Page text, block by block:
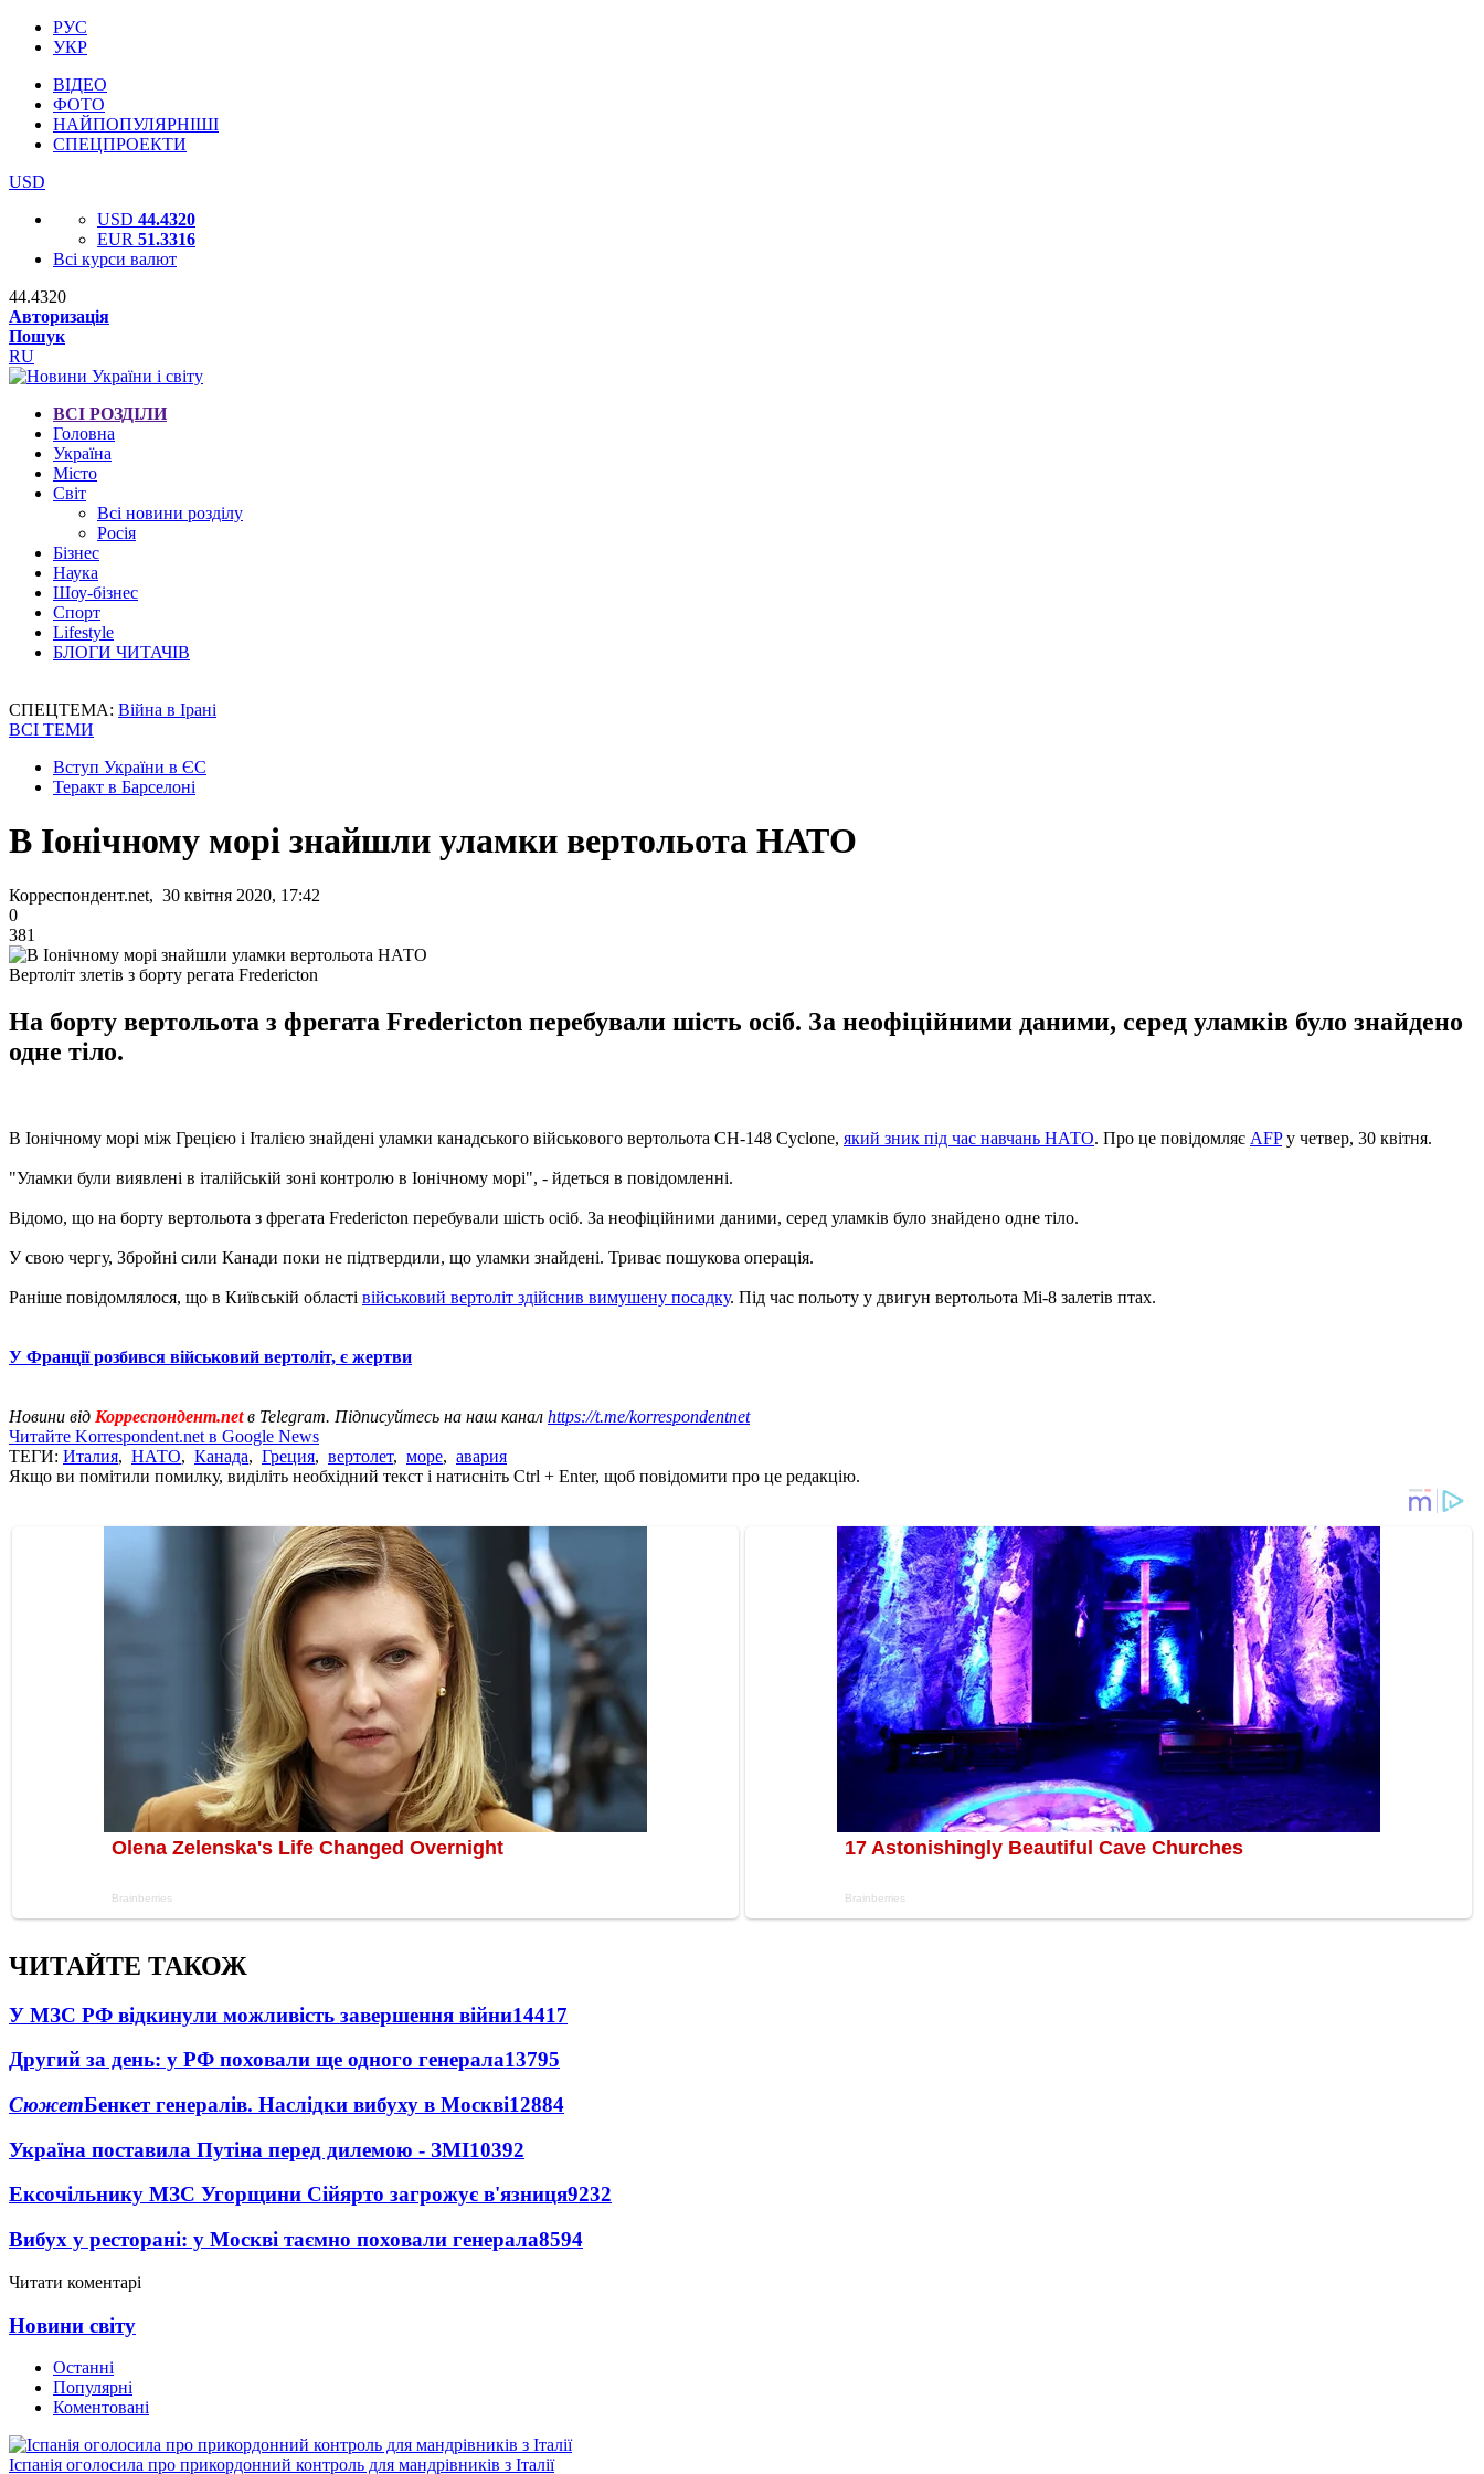
РУС
УКР
ВІДЕО
ФОТО
НАЙПОПУЛЯРНІШІ
СПЕЦПРОЕКТИ
USD
USD 44.4320
EUR 51.3316
Всі курси валют
44.4320
Авторизація
Пошук
RU
ВСІ РОЗДІЛИ
Головна
Україна
Місто
Світ
Всі новини розділу
Росія
Бізнес
Наука
Шоу-бізнес
Спорт
Lifestyle
БЛОГИ ЧИТАЧІВ
СПЕЦТЕМА: Війна в Ірані
ВСІ ТЕМИ
Вступ України в ЄС
Теракт в Барселоні
В Іонічному морі знайшли уламки вертольота НАТО
Корреспондент.net, 30 квітня 2020, 17:42
0
381
Вертоліт злетів з борту регата Fredericton
На борту вертольота з фрегата Fredericton перебували шість осіб. За неофіційними даними, серед уламків було знайдено
одне тіло.
В Іонічному морі між Грецією і Італією знайдені уламки канадського військового вертольота CH-148 Cyclone, який зник під час навчань НАТО. Про це повідомляє AFPу четвер, 30 квітня.
"Уламки були виявлені в італійській зоні контролю в Іонічному морі", - йдеться в повідомленні.
Відомо, що на борту вертольота з фрегата Fredericton перебували шість осіб. За неофіційними даними, серед уламків було знайдено одне тіло.
У свою чергу, Збройні сили Канади поки не підтвердили, що уламки знайдені. Триває пошукова операція.
Раніше повідомлялося, що в Київській області військовий вертоліт здійснив вимушену посадку. Під час польоту у двигун вертольота Мі-8 залетів птах.
У Франції розбився військовий вертоліт, є жертви
Новини від Корреспондент.netв Telegram. Підписуйтесь на наш канал https://t.me/korrespondentnet
Читайте Korrespondent.net в Google News
ТЕГИ: Италия, НАТО, Канада, Греция, вертолет, море, авария
Якщо ви помітили помилку, виділіть необхідний текст і натисніть Ctrl + Enter, щоб повідомити про це редакцію.
ЧИТАЙТЕ ТАКОЖ
У МЗС РФ відкинули можливість завершення війни14417
Другий за день: у РФ поховали ще одного генерала13795
СюжетБенкет генералів. Наслідки вибуху в Москві12884
Україна поставила Путіна перед дилемою - ЗМІ10392
Ексочільнику МЗС Угорщини Сійярто загрожує в'язниця9232
Вибух у ресторані: у Москві таємно поховали генерала8594
Читати коментарі
Новини світу
Останні
Популярні
Коментовані
Іспанія оголосила про прикордонний контроль для мандрівників з Італії